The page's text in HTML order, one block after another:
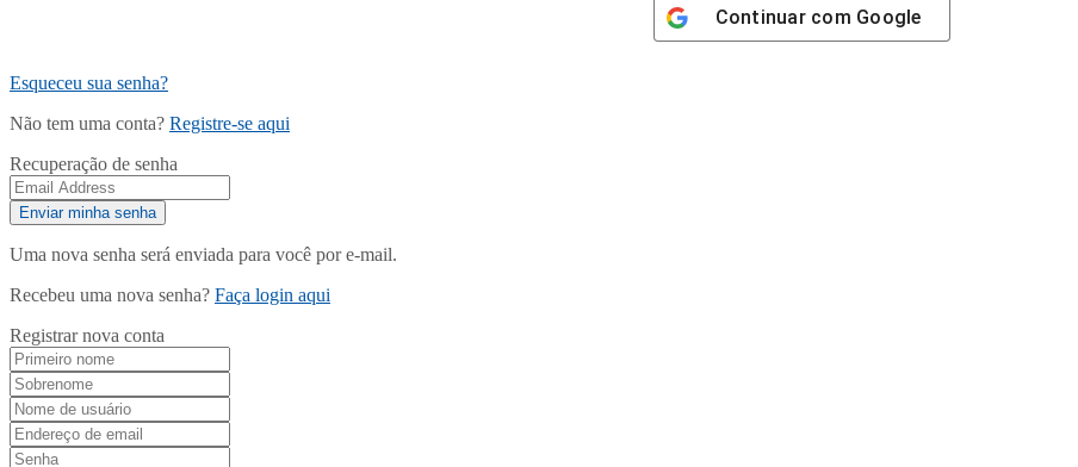
Continuar com Google
Esqueceu sua senha?
Não tem uma conta? Registre-se aqui
Recuperação de senha
Uma nova senha será enviada para você por e-mail.
Recebeu uma nova senha? Faça login aqui
Registrar nova conta